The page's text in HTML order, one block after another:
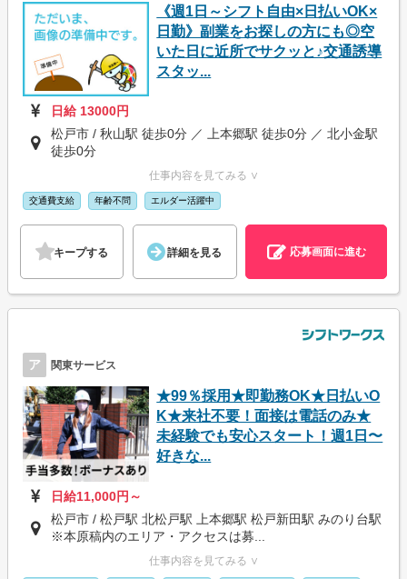
《週1日～シフト自由×日払いOK×
日勤》副業をお探しの方にも◎空
いた日に近所でサクッと♪交通誘導
スタッ...
日給 13000円
松戸市 / 秋山駅 徒歩0分 ／ 上本郷駅 徒歩0分 ／ 北小金駅
徒歩0分
仕事内容を見てみる ∨
交通費支給 年齢不問 エルダー活躍中
キープする 詳細を見る 応募画面に進む
ア 関東サービス
★99％採用★即勤務OK★日払いO
K★来社不要！面接は電話のみ★
未経験でも安心スタート！週1日〜
好きな...
日給11,000円～
松戸市 / 松戸駅 北松戸駅 上本郷駅 松戸新田駅 みのり台駅
※本原稿内のエリア・アクセスは募...
仕事内容を見てみる ∨